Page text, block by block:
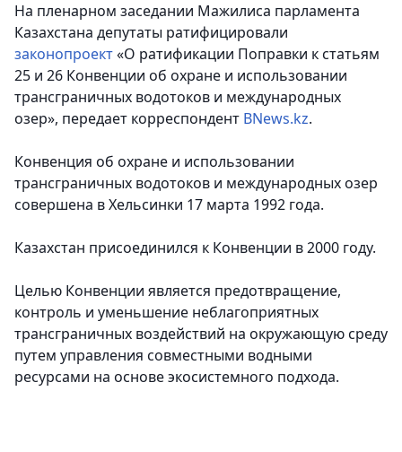
На пленарном заседании Мажилиса парламента
Казахстана депутаты ратифицировали
законопроект«О ратификации Поправки к статьям
25 и 26 Конвенции об охране и использовании
трансграничных водотоков и международных
озер», передает корреспондент BNews.kz.
Конвенция об охране и использовании
трансграничных водотоков и международных озер
совершена в Хельсинки 17 марта 1992 года.
Казахстан присоединился к Конвенции в 2000 году.
Целью Конвенции является предотвращение,
контроль и уменьшение неблагоприятных
трансграничных воздействий на окружающую среду
путем управления совместными водными
ресурсами на основе экосистемного подхода.